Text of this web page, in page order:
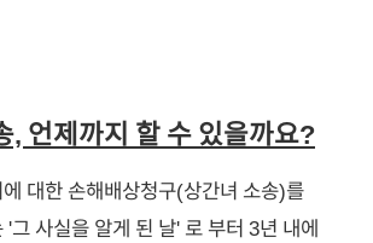
, 언제까지 할 수 있을까요?
대한 손해배상청구(상간녀 소송)를
'그 사실을 알게 된 날' 로 부터 3년 내에